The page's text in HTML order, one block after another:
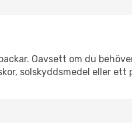
Oavsett om du
solskyddsmedel eller ett